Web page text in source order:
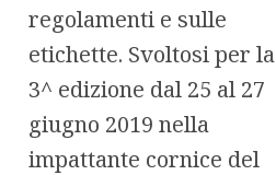
regolamenti e sulle
etichette. Svoltosi per la
3^ edizione dal 25 al 27
giugno 2019 nella
impattante cornice del